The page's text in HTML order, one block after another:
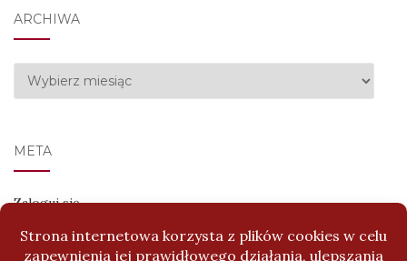
ARCHIWA
Archiwa
META
Zaloguj się
Kanał wpisów